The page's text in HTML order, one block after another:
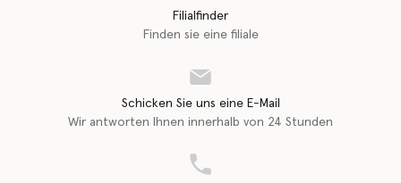
Filialfinder
Finden sie eine filiale
Schicken Sie uns eine E-Mail
Wir antworten Ihnen innerhalb von 24 Stunden